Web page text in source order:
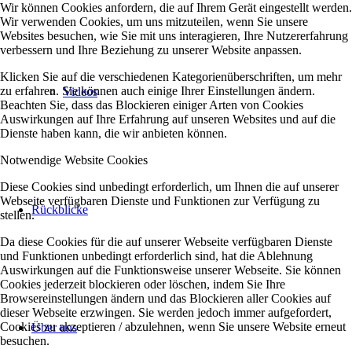
Videos
Rückblicke
Über uns
Wir können Cookies anfordern, die auf Ihrem Gerät eingestellt werden.
Wir verwenden Cookies, um uns mitzuteilen, wenn Sie unsere
Websites besuchen, wie Sie mit uns interagieren, Ihre Nutzererfahrung
verbessern und Ihre Beziehung zu unserer Website anpassen.
Klicken Sie auf die verschiedenen Kategorienüberschriften, um mehr
zu erfahren. Sie können auch einige Ihrer Einstellungen ändern.
Beachten Sie, dass das Blockieren einiger Arten von Cookies
Auswirkungen auf Ihre Erfahrung auf unseren Websites und auf die
Dienste haben kann, die wir anbieten können.
Notwendige Website Cookies
Diese Cookies sind unbedingt erforderlich, um Ihnen die auf unserer
Webseite verfügbaren Dienste und Funktionen zur Verfügung zu
stellen.
Da diese Cookies für die auf unserer Webseite verfügbaren Dienste
und Funktionen unbedingt erforderlich sind, hat die Ablehnung
Auswirkungen auf die Funktionsweise unserer Webseite. Sie können
Cookies jederzeit blockieren oder löschen, indem Sie Ihre
Browsereinstellungen ändern und das Blockieren aller Cookies auf
dieser Webseite erzwingen. Sie werden jedoch immer aufgefordert,
Cookies zu akzeptieren / abzulehnen, wenn Sie unsere Website erneut
besuchen.